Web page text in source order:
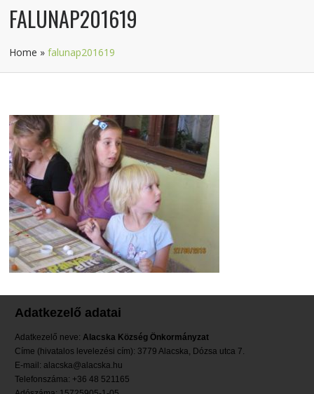
FALUNAP201619
Home »falunap201619